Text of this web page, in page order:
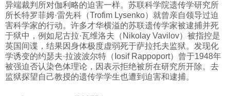
异端裁判所对伽利略的迫害一样。苏联科学院遗传学研究所
所长特罗菲姆·雷先科（Trofim Lysenko）就曾亲自领导过迫
害科学家的行动。许多才华横溢的苏联遗传学家被逮捕并死
于狱中，例如尼古拉·瓦维洛夫（Nikolay Vavilov）被指控是
英国间谍，结果因身体极度虚弱死于萨拉托夫监狱。发现化
学诱变的约瑟夫·拉波波尔特（Iosif Rappoport）曾于1948年
被强迫否认染色体理论，因表示拒绝被所在研究所开除。去
监狱探望自己教授的遗传学学生也遭到迫害和逮捕。